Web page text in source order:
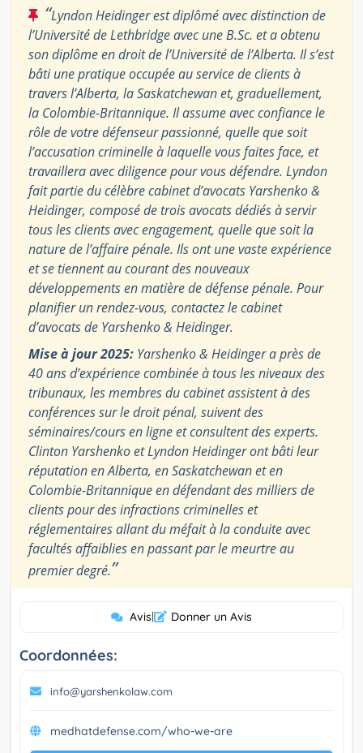
“Lyndon Heidinger est diplômé avec distinction de
l’Université de Lethbridge avec une B.Sc. et a obtenu
son diplôme en droit de l’Université de l’Alberta. Il s’est
bâti une pratique occupée au service de clients à
travers l’Alberta, la Saskatchewan et, graduellement,
la Colombie-Britannique. Il assume avec confiance le
rôle de votre défenseur passionné, quelle que soit
l’accusation criminelle à laquelle vous faites face, et
travaillera avec diligence pour vous défendre. Lyndon
fait partie du célèbre cabinet d’avocats Yarshenko &
Heidinger, composé de trois avocats dédiés à servir
tous les clients avec engagement, quelle que soit la
nature de l’affaire pénale. Ils ont une vaste expérience
et se tiennent au courant des nouveaux
développements en matière de défense pénale. Pour
planifier un rendez-vous, contactez le cabinet
d’avocats de Yarshenko & Heidinger.
Mise à jour 2025: Yarshenko & Heidinger a près de
40 ans d’expérience combinée à tous les niveaux des
tribunaux, les membres du cabinet assistent à des
conférences sur le droit pénal, suivent des
séminaires/cours en ligne et consultent des experts.
Clinton Yarshenko et Lyndon Heidinger ont bâti leur
réputation en Alberta, en Saskatchewan et en
Colombie-Britannique en défendant des milliers de
clients pour des infractions criminelles et
réglementaires allant du méfait à la conduite avec
facultés affaiblies en passant par le meurtre au
premier degré.”
Avis| Donner un Avis
Coordonnées:
info@yarshenkolaw.com
medhatdefense.com/who-we-are